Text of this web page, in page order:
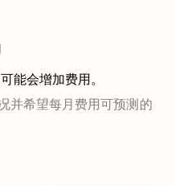
能会增加费用。
并希望每月费用可预测的